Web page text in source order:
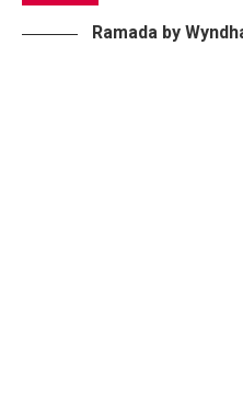
Ramada by